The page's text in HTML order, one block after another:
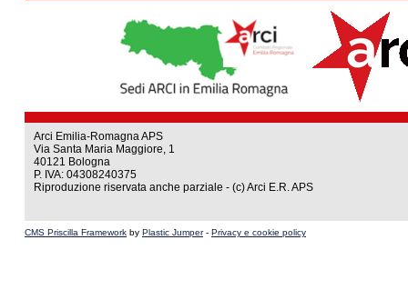
Arci Emilia-Romagna APS
Via Santa Maria Maggiore, 1
40121 Bologna
P. IVA: 04308240375
Riproduzione riservata anche parziale - (c) Arci E.R. APS
CMS Priscilla Framework by Plastic Jumper- Privacy e cookie policy